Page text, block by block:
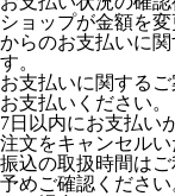
ショップが金額を
からのお支払いに
す。
お支払いに関する
お支払いください。
7日以内にお支払い
注文をキャンセルい
振込の取扱時間は
予めご確認くださ